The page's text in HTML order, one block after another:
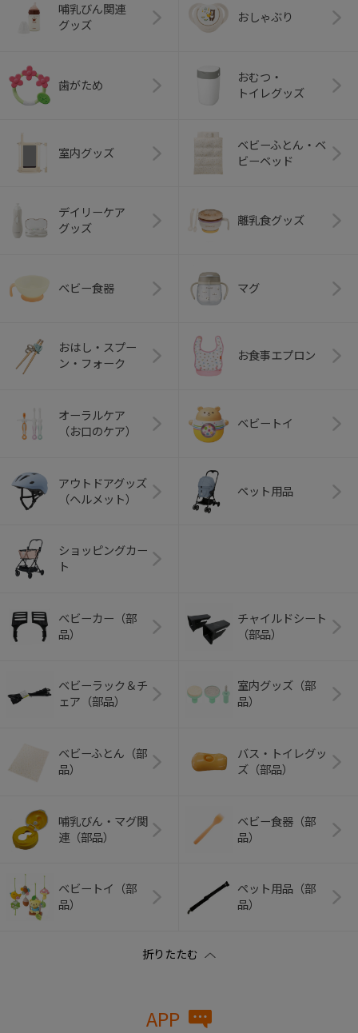
哺乳びん関連
グッズ
おしゃぶり
歯がため
おむつ・
トイレグッズ
室内グッズ
ベビーふとん・ベ
ビーベッド
デイリーケア
グッズ
離乳食グッズ
ベビー食器 マグ
おはし・スプー
ン・フォーク
お食事エプロン
オーラルケア
（お口のケア）
ベビートイ
アウトドアグッズ
（ヘルメット）
ペット用品
ショッピングカー
ト
ベビーカー（部
品）
チャイルドシート
（部品）
ベビーラック＆チ
ェア（部品）
室内グッズ（部
品）
ベビーふとん（部
品）
バス・トイレグッ
ズ（部品）
哺乳びん・マグ関
連（部品）
ベビー食器（部
品）
ベビートイ（部
品）
ペット用品（部
品）
APP